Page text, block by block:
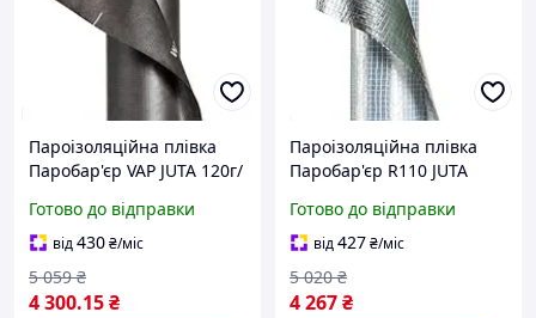
Пароізоляційна плівка
Паробар'єр VAP JUTA 120г/
Готово до відправки
від430₴/міс
4 300.15₴
5 059 ₴
Пароізоляційна плівка
Паробар'єр R110 JUTA
Готово до відправки
від427₴/міс
4 267₴
5 020 ₴